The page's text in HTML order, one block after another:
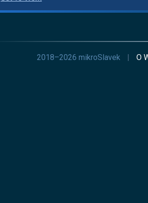
2018–2026 mikroSlavek | O